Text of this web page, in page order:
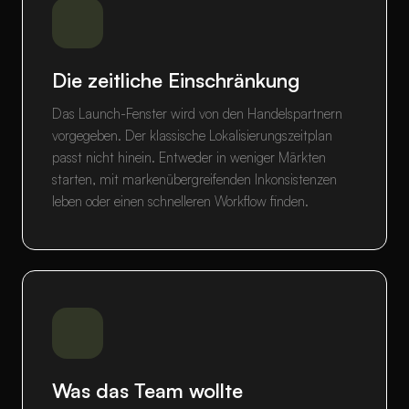
Die zeitliche Einschränkung
Das Launch-Fenster wird von den Handelspartnern
vorgegeben. Der klassische Lokalisierungszeitplan
passt nicht hinein. Entweder in weniger Märkten
starten, mit markenübergreifenden Inkonsistenzen
leben oder einen schnelleren Workflow finden.
Was das Team wollte